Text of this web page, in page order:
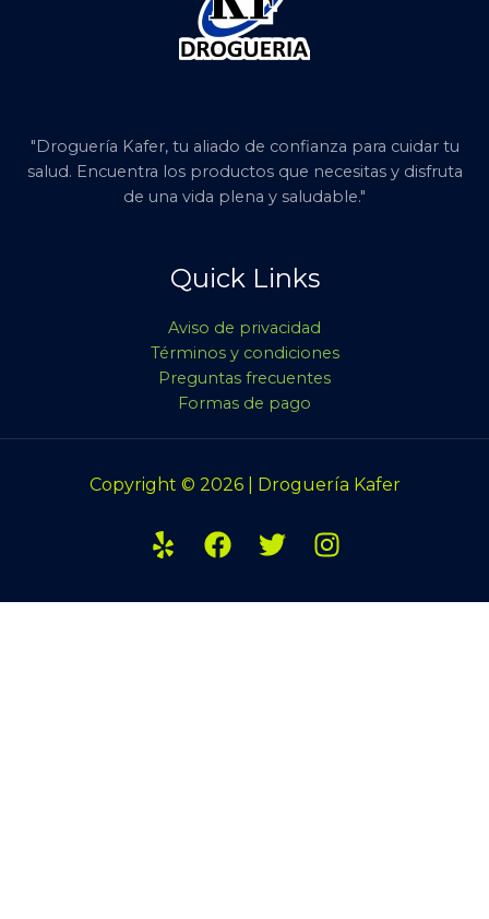
"Droguería Kafer, tu aliado de confianza para cuidar tu
salud. Encuentra los productos que necesitas y disfruta
de una vida plena y saludable."
Quick Links
Aviso de privacidad
Términos y condiciones
Preguntas frecuentes
Formas de pago
Copyright © 2026 | Droguería Kafer